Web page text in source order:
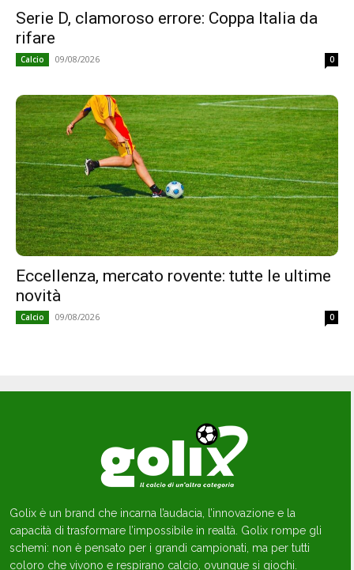
Serie D, clamoroso errore: Coppa Italia da
rifare
Calcio 09/08/2026 0
Eccellenza, mercato rovente: tutte le ultime
novità
Calcio 09/08/2026 0
Golix è un brand che incarna l’audacia, l’innovazione e la
capacità di trasformare l’impossibile in realtà. Golix rompe gli
schemi: non è pensato per i grandi campionati, ma per tutti
coloro che vivono e respirano calcio, ovunque si giochi.